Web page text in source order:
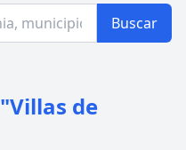
Buscar
"Villas de